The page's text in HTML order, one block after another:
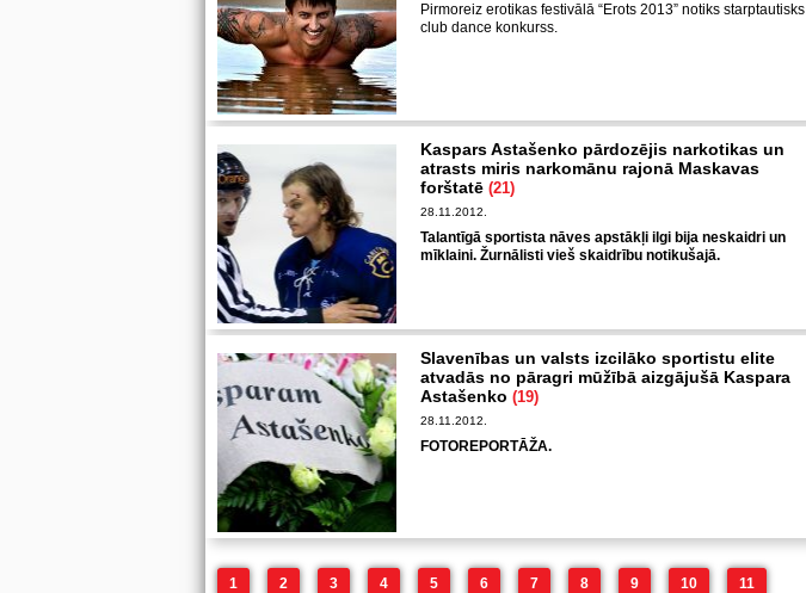
Pirmoreiz erotikas festivālā “Erots 2013” notiks starptautisks
club dance konkurss.
Kaspars Astašenko pārdozējis narkotikas un
atrasts miris narkomānu rajonā Maskavas
forštatē (21)
28.11.2012.
Talantīgā sportista nāves apstākļi ilgi bija neskaidri un
mīklaini. Žurnālisti vieš skaidrību notikušajā.
Slavenības un valsts izcilāko sportistu elite
atvadās no pāragri mūžībā aizgājušā Kaspara
Astašenko (19)
28.11.2012.
FOTOREPORTĀŽA.
1 2 3 4 5 6 7 8 9 10 11